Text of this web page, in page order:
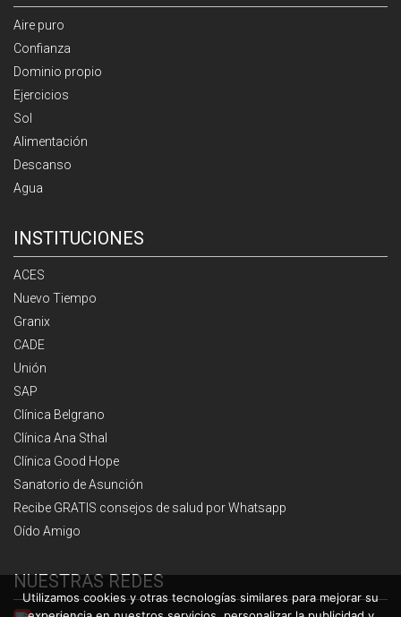
Aire puro
Confianza
Dominio propio
Ejercicios
Sol
Alimentación
Descanso
Agua
INSTITUCIONES
ACES
Nuevo Tiempo
Granix
CADE
Unión
SAP
Clínica Belgrano
Clínica Ana Sthal
Clínica Good Hope
Sanatorio de Asunción
Recibe GRATIS consejos de salud por Whatsapp
Oído Amigo
NUESTRAS REDES
Utilizamos cookies y otras tecnologías similares para mejorar su